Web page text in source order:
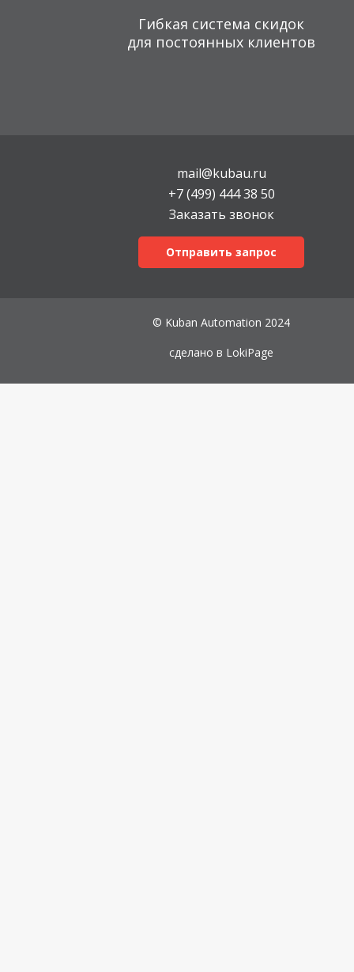
Гибкая система скидок
для постоянных клиентов
mail@kubau.ru
+7 (499) 444 38 50
Заказать звонок
Отправить запрос
© Kuban Automation 2024
сделано в LokiPage